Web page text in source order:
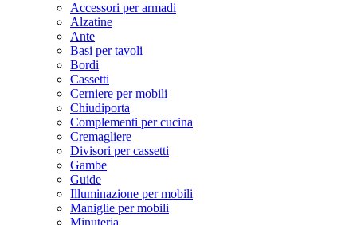
Accessori per armadi
Alzatine
Ante
Basi per tavoli
Bordi
Cassetti
Cerniere per mobili
Chiudiporta
Complementi per cucina
Cremagliere
Divisori per cassetti
Gambe
Guide
Illuminazione per mobili
Maniglie per mobili